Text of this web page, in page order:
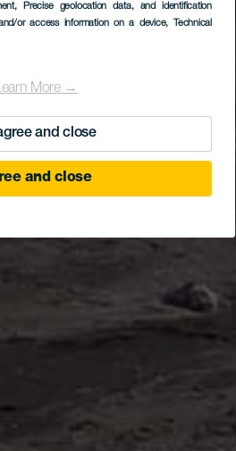
, Precise geolocation data, and identification
or access information on a device, Technical
More →
and close
and close